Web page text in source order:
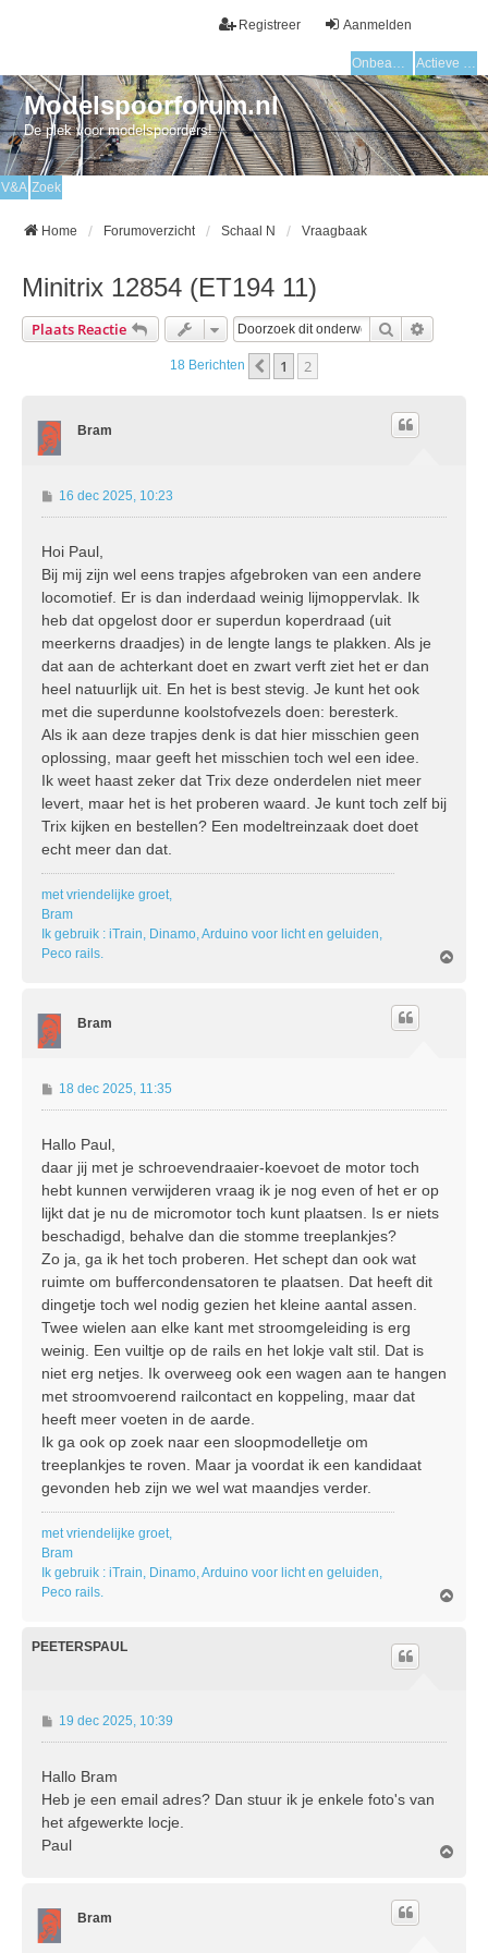
Aanmelden
Registreer
Onbeantwoorde onderwerpen Actieve onderwerpen
Modelspoorforum.nl
De plek voor modelspoorders!
V&A Zoek
Home Forumoverzicht Schaal N Vraagbaak
Minitrix 12854 (ET194 11)
Plaats Reactie Zoek
18 Berichten Vorige
1 2
Bram
B
e
i
c
h
16 dec 2025, 10:23
Hoi Paul,
Bij mij zijn wel eens trapjes afgebroken van een andere
locomotief. Er is dan inderdaad weinig lijmoppervlak. Ik
heb dat opgelost door er superdun koperdraad (uit
meerkerns draadjes) in de lengte langs te plakken. Als je
dat aan de achterkant doet en zwart verft ziet het er dan
heel natuurlijk uit. En het is best stevig. Je kunt het ook
met die superdunne koolstofvezels doen: beresterk.
Als ik aan deze trapjes denk is dat hier misschien geen
oplossing, maar geeft het misschien toch wel een idee.
Ik weet haast zeker dat Trix deze onderdelen niet meer
levert, maar het is het proberen waard. Je kunt toch zelf bij
Trix kijken en bestellen? Een modeltreinzaak doet doet
echt meer dan dat.
met vriendelijke groet,
Bram
Ik gebruik : iTrain, Dinamo, Arduino voor licht en geluiden,
Peco rails.
Bram
B
e
i
c
h
t
18 dec 2025, 11:35
Hallo Paul,
daar jij met je schroevendraaier-koevoet de motor toch
hebt kunnen verwijderen vraag ik je nog even of het er op
lijkt dat je nu de micromotor toch kunt plaatsen. Is er niets
beschadigd, behalve dan die stomme treeplankjes?
Zo ja, ga ik het toch proberen. Het schept dan ook wat
ruimte om buffercondensatoren te plaatsen. Dat heeft dit
dingetje toch wel nodig gezien het kleine aantal assen.
Twee wielen aan elke kant met stroomgeleiding is erg
weinig. Een vuiltje op de rails en het lokje valt stil. Dat is
niet erg netjes. Ik overweeg ook een wagen aan te hangen
met stroomvoerend railcontact en koppeling, maar dat
heeft meer voeten in de aarde.
Ik ga ook op zoek naar een sloopmodelletje om
treeplankjes te roven. Maar ja voordat ik een kandidaat
gevonden heb zijn we wel wat maandjes verder.
met vriendelijke groet,
Bram
Ik gebruik : iTrain, Dinamo, Arduino voor licht en geluiden,
Peco rails.
PEETERSPAUL
B
e
i
c
h
19 dec 2025, 10:39
Hallo Bram
Heb je een email adres? Dan stuur ik je enkele foto's van
het afgewerkte locje.
Paul
Bram